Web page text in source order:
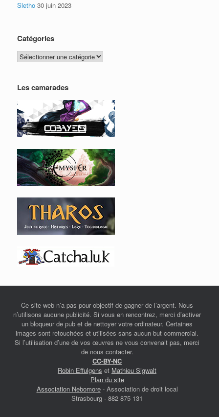
Sletho 30 juin 2023
Catégories
Catégories
Les camarades
Ce site web n’a pas pour objectif de gagner de l’argent. Nous
n’utilisons aucune publicité. Si vous en rencontrez, merci d’activer
un bloqueur de pub et de nettoyer votre ordinateur. Certaines
images sont retouchées et utilisées sans aucun but commercial.
Si l’utilisation d’une de vos œuvres ne vous convenait pas, merci
de nous contacter.
CC-BY-NC
Robin Effulgens et Mathieu Sigwalt
Plan du site
Association Nebomore- Association de droit local
Strasbourg - 882 875 131